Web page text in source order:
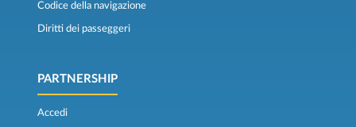
Codice della navigazione
Diritti dei passeggeri
PARTNERSHIP
Accedi